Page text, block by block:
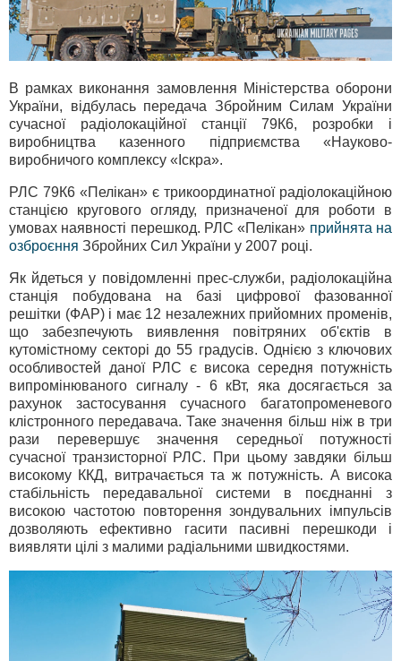
В рамках виконання замовлення Міністерства оборони
України, відбулась передача Збройним Силам України
сучасної радіолокаційної станції 79К6, розробки і
виробництва казенного підприємства «Науково-
виробничого комплексу «Іскра».
РЛС 79К6 «Пелікан» є трикоординатної радіолокаційною
станцією кругового огляду, призначеної для роботи в
умовах наявності перешкод. РЛС «Пелікан» прийнята на
озброєння Збройних Сил України у 2007 році.
Як йдеться у повідомленні прес-служби, радіолокаційна
станція побудована на базі цифрової фазованної
решітки (ФАР) і має 12 незалежних прийомних променів,
що забезпечують виявлення повітряних об'єктів в
кутомістному секторі до 55 градусів. Однією з ключових
особливостей даної РЛС є висока середня потужність
випромінюваного сигналу - 6 кВт, яка досягається за
рахунок застосування сучасного багатопроменевого
клістронного передавача. Таке значення більш ніж в три
рази перевершує значення середньої потужності
сучасної транзисторної РЛС. При цьому завдяки більш
високому ККД, витрачається та ж потужність. А висока
стабільність передавальної системи в поєднанні з
високою частотою повторення зондувальних імпульсів
дозволяють ефективно гасити пасивні перешкоди і
виявляти цілі з малими радіальними швидкостями.